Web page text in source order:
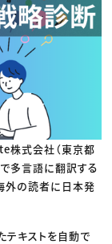
ア
株式会社（東京都
多言語に翻訳する
外の読者に日本発
キストを自動で